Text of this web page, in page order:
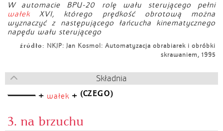
W automacie BPU-20 rolę wału sterującego pełni
wałekXVI, którego prędkość obrotową można
wyznaczyć z następującego łańcucha kinematycznego
napędu wału sterującego
źródło: NKJP: Jan Kosmol: Automatyzacja obrabiarek i obróbki
skrawaniem, 1995
Składnia
+ wałek + (CZEGO)
3. na brzuchu